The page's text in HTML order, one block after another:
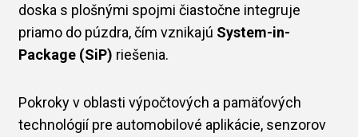
doska s plošnými spojmi čiastočne integruje
priamo do púzdra, čím vznikajú System-in-
Package (SiP) riešenia.
Pokroky v oblasti výpočtových a pamäťových
technológií pre automobilové aplikácie, senzorov